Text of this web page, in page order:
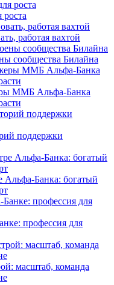
роста
работая вахтой
сообщества Билайна
ММБ Альфа-Банка
поддержки
Альфа-Банка: богатый
профессия для
масштаб, команда